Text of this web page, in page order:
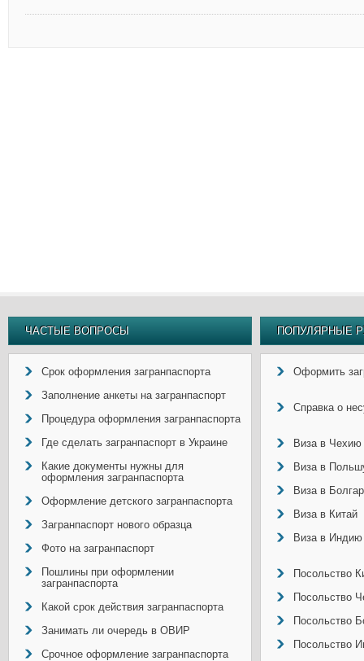
ЧАСТЫЕ ВОПРОСЫ
Срок оформления загранпаспорта
Заполнение анкеты на загранпаспорт
Процедура оформления загранпаспорта
Где сделать загранпаспорт в Украине
Какие документы нужны для
оформления загранпаспорта
Оформление детского загранпаспорта
Загранпаспорт нового образца
Фото на загранпаспорт
Пошлины при оформлении
загранпаспорта
Какой срок действия загранпаспорта
Занимать ли очередь в ОВИР
Срочное оформление загранпаспорта
ПОПУЛЯРНЫЕ
Оформить
Справка о
Виза в Чехию
Виза в
Виза в
Виза в Китай
Виза в Индию
Посольство
Посольство
Посольство
Посольство